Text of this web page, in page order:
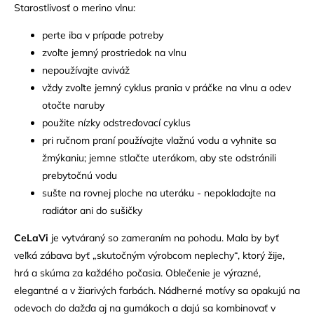
Starostlivosť o merino vlnu:
perte iba v prípade potreby
zvoľte jemný prostriedok na vlnu
nepoužívajte aviváž
vždy zvoľte jemný cyklus prania v práčke na vlnu a odev
otočte naruby
použite nízky odstreďovací cyklus
pri ručnom praní používajte vlažnú vodu a vyhnite sa
žmýkaniu; jemne stlačte uterákom, aby ste odstránili
prebytočnú vodu
sušte na rovnej ploche na uteráku - nepokladajte na
radiátor ani do sušičky
CeLaVi je vytváraný so zameraním na pohodu. Mala by byť
veľká zábava byť „skutočným výrobcom neplechy“, ktorý žije,
hrá a skúma za každého počasia. Oblečenie je výrazné,
elegantné a v žiarivých farbách. Nádherné motívy sa opakujú na
odevoch do dažďa aj na gumákoch a dajú sa kombinovať v